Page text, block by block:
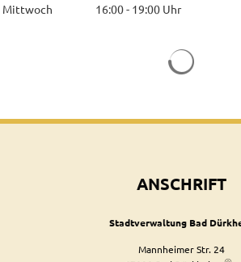
Mittwoch 16:00- 19:00 Uhr
ANSCHRIFT
Stadtverwaltung Bad
Mannheimer Str. 24